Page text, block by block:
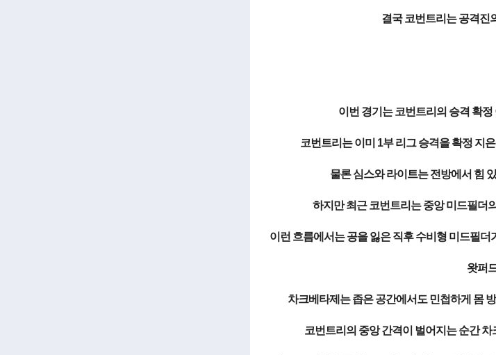
결국 코번트리는 공격진
이번 경기는 코번트리의 승격 확
코번트리는 이미 1부 리그 승격을 확정 지
물론 심스와 라이트는 전방에서 힘
하지만 최근 코번트리는 중앙 미드필더
이런 흐름에서는 공을 잃은 직후 수비형 미드필
왓퍼
차크베타제는 좁은 공간에서도 민첩하게 몸
코번트리의 중앙 간격이 벌어지는 순간